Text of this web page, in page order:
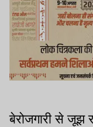
बेरोजगारी से जूझ